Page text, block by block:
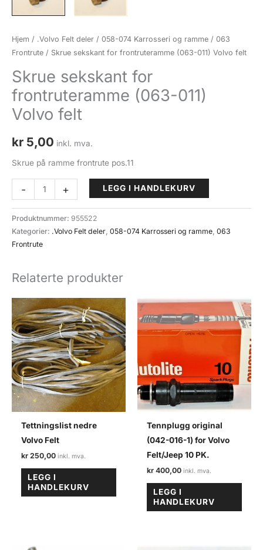
Hjem / .Volvo Felt deler / 058-074 Karrosseri og ramme / 063
Frontrute / Skrue sekskant for frontruteramme (063-011) Volvo felt
Skrue sekskant for
frontruteramme (063-011)
Volvo felt
kr 5,00 inkl. mva.
Skrue på ramme frontrute pos.11
-
sekskant
for
frontruteramme
(063-
Volvo
antall
+ LEGG I HANDLEKURV
Produktnummer: 955522
Kategorier: .Volvo Felt deler 058-074 Karrosseri og ramme 063
Frontrute
Relaterte produkter
Tettningslist nedre
Volvo Felt
kr 250,00
LEGG I
HANDLEKURV
Tennplugg original
(042-016-1) for Volvo
Felt/Jeep 10 PK.
kr 400,00
LEGG I
HANDLEKURV